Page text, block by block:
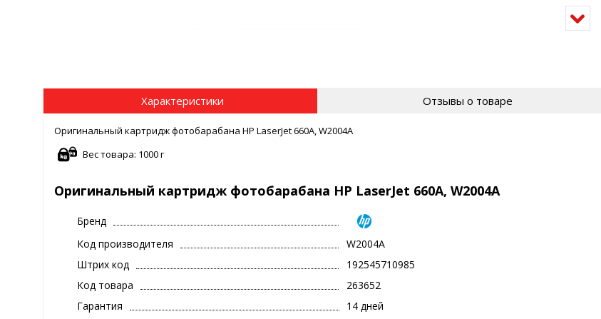
Характеристики Отзывы о товаре
Оригинальный картридж фотобарабана HP LaserJet 660A, W2004A
Вес товара: 1000 г
Оригинальный картридж фотобарабана HP LaserJet 660A, W2004A
Бренд
Код производителя
W2004A
Штрих код
192545710985
Код товара
263652
Гарантия
14 дней